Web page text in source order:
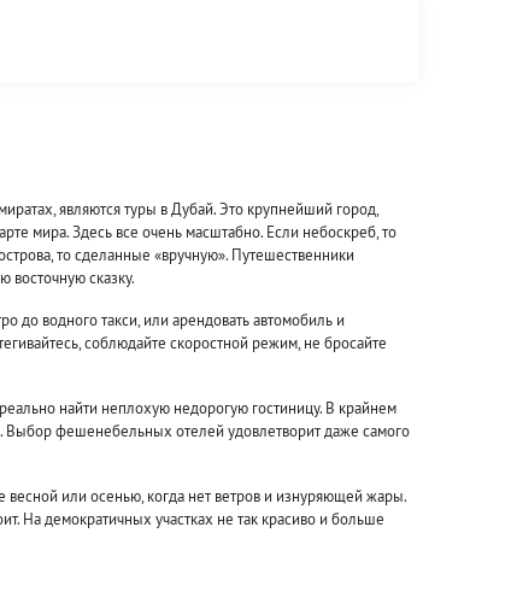
являются туры в Дубай. Это крупнейший город,
мира. Здесь все очень масштабно. Если небоскреб, то
то сделанные «вручную». Путешественники
восточную сказку.
до водного такси, или арендовать автомобиль и
соблюдайте скоростной режим, не бросайте
найти неплохую недорогую гостиницу. В крайнем
Выбор фешенебельных отелей удовлетворит даже самого
весной или осенью, когда нет ветров и изнуряющей жары.
На демократичных участках не так красиво и больше